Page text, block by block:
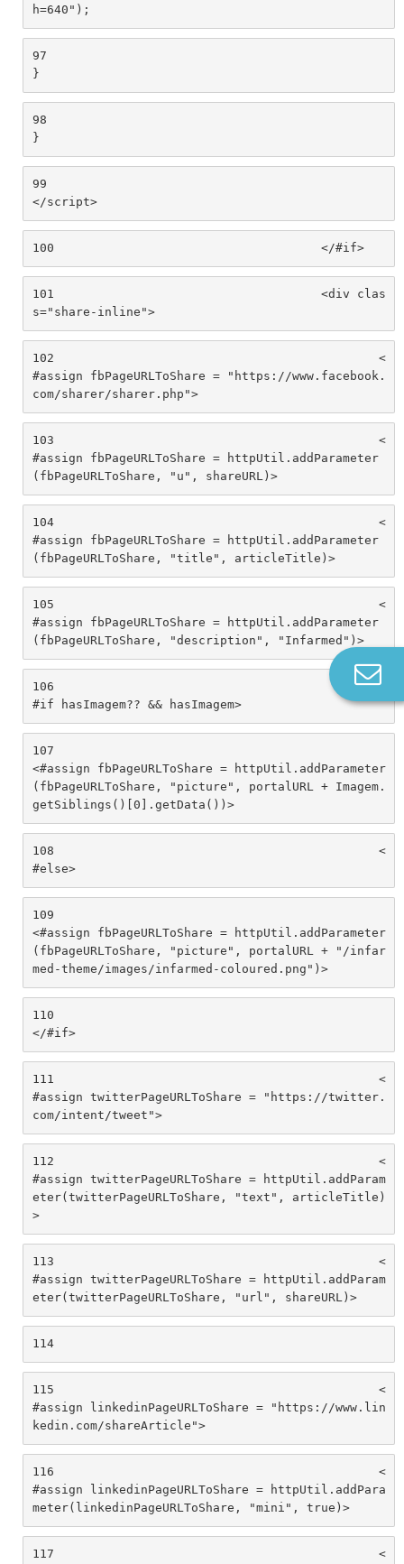
h=640");
97
}
98
}
99
</script>
100
					</#if>
101
s="share-inline">
102
#assign fbPageURLToShare = "https://www.facebook.
com/sharer/sharer.php">
103
#assign fbPageURLToShare = httpUtil.addParameter
(fbPageURLToShare, "u", shareURL)>
104
						<
#assign fbPageURLToShare = httpUtil.addParameter
(fbPageURLToShare, "title", articleTitle)>
105
#assign fbPageURLToShare = httpUtil.addParameter
(fbPageURLToShare, "description", "Infarmed")>
106
						<
#if hasImagem?? && hasImagem>
107
<#assign fbPageURLToShare = httpUtil.addParameter
(fbPageURLToShare, "picture", portalURL + Imagem.
getSiblings()[0].getData())>
108
#else>
109
<#assign fbPageURLToShare = httpUtil.addParameter
(fbPageURLToShare, "picture", portalURL + "/infar
med-theme/images/infarmed-coloured.png")>
110
</#if>
111
#assign twitterPageURLToShare = "https://twitter.
com/intent/tweet">
112
#assign twitterPageURLToShare = httpUtil.addParam
eter(twitterPageURLToShare, "text", articleTitle)
>
113
#assign twitterPageURLToShare = httpUtil.addParam
eter(twitterPageURLToShare, "url", shareURL)>
114
115
#assign linkedinPageURLToShare = "https://www.lin
kedin.com/shareArticle">
116
#assign linkedinPageURLToShare = httpUtil.addPara
meter(linkedinPageURLToShare, "mini", true)>
117